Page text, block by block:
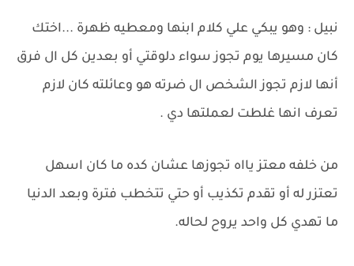
نبيل : وهو يبكي علي كلام ابنها ومعطيه ظهرة ...اختك
كان مسيرها يوم تجوز سواء دلوقتي أو بعدين كل ال فرق
أنها لازم تجوز الشخص ال ضرته هو وعائلته كان لازم
تعرف انها غلطت لعملتها دي .
من خلفه معتز يااه تجوزها عشان كده ما كان اسهل
تعتزر له أو تقدم تكذيب أو حتي تتخطب فترة وبعد الدنيا
ما تهدي كل واحد يروح لحاله.